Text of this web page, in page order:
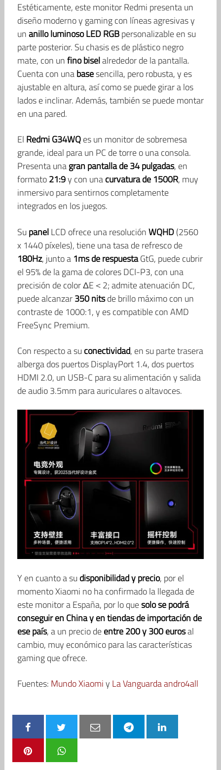
Estéticamente, este monitor Redmi presenta un
diseño moderno y gaming con líneas agresivas y
unanillo luminoso LED RGBpersonalizable en su
parte posterior. Su chasis es de plástico negro
mate, con unfino biselalrededor de la pantalla.
Cuenta con unabasesencilla, pero robusta, y es
ajustable en altura, así como se puede girar a los
lados e inclinar. Además, también se puede montar
en una pared.
El Redmi G34WQes un monitor de sobremesa
grande, ideal para un PC de torre o una consola.
Presenta unagran pantalla de 34 pulgadas, en
formato21:9y con unacurvatura de 1500R, muy
inmersivo para sentirnos completamente
integrados en los juegos.
Su panelLCD ofrece una resoluciónWQHD(2560
x 1440 píxeles), tiene una tasa de refresco de
180Hz, junto a 1ms de respuestaGtG, puede cubrir
el 95% de la gama de colores DCI-P3, con una
precisión de color ΔE＜2; admite atenuación DC,
puede alcanzar350 nitsde brillo máximo con un
contraste de 1000:1, y es compatible con AMD
FreeSync Premium.
Con respecto a su conectividad, en su parte trasera
alberga dos puertos DisplayPort 1.4, dos puertos
HDMI 2.0, un USB-C para su alimentación y salida
de audio 3.5mm para auriculares o altavoces.
Y en cuanto a su disponibilidad y precio, por el
momento Xiaomi no ha confirmado la llegada de
este monitor a España, por lo quesolo se podrá
conseguir en China y en tiendas de importación de
ese país, a un precio deentre 200 y 300 eurosal
cambio, muy económico para las características
gaming que ofrece.
Fuentes: Mundo Xiaomiy La Vanguarda andro4all